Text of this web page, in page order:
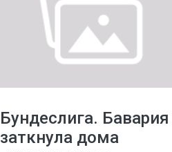
Бундеслига. Бавария
заткнула дома